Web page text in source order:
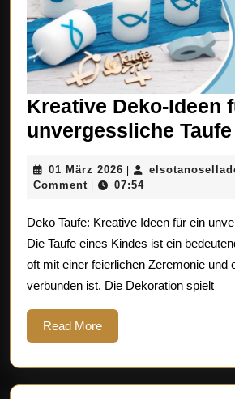
Kreative Deko-Ideen
unvergessliche Taufe
01 März 2026 01
März
Comment
07:54
Deko Taufe: Kreative Ideen für ein
Die Taufe eines Kindes ist ein
oft mit einer feierlichen Zeremonie und
verbunden ist. Die Dekoration spielt
Read MoreRead
More